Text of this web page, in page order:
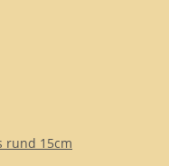
rund 15cm